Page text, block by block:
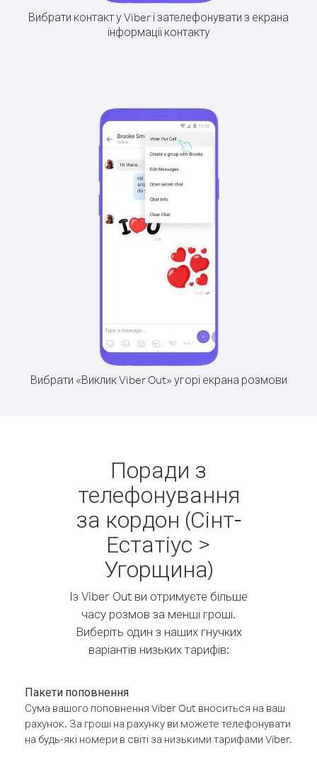
Вибрати контакт у Viber і зателефонувати з екрана
інформації контакту
Вибрати «Виклик Viber Out» угорі екрана розмови
Поради з
телефонування
за кордон (Сінт-
Естатіус >
Угорщина)
Із Viber Out ви отримуєте більше
часу розмов за менші гроші.
Виберіть один з наших гнучких
варіантів низьких тарифів:
Пакети поповнення
Сума вашого поповнення Viber Out вноситься на ваш
рахунок. За гроші на рахунку ви можете телефонувати
на будь-які номери в світі за низькими тарифами Viber.